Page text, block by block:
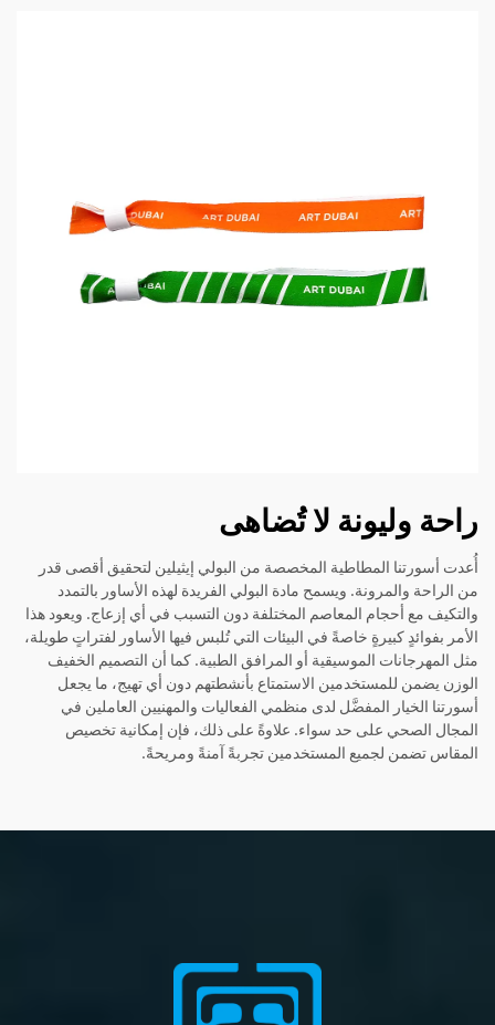
راحة وليونة لا تُضاهى
أُعدت أسورتنا المطاطية المخصصة من البولي إيثيلين لتحقيق أقصى قدر
من الراحة والمرونة. ويسمح مادة البولي الفريدة لهذه الأساور بالتمدد
والتكيف مع أحجام المعاصم المختلفة دون التسبب في أي إزعاج. ويعود هذا
الأمر بفوائدٍ كبيرةٍ خاصةً في البيئات التي تُلبس فيها الأساور لفتراتٍ طويلة،
مثل المهرجانات الموسيقية أو المرافق الطبية. كما أن التصميم الخفيف
الوزن يضمن للمستخدمين الاستمتاع بأنشطتهم دون أي تهيج، ما يجعل
أسورتنا الخيار المفضَّل لدى منظمي الفعاليات والمهنيين العاملين في
المجال الصحي على حد سواء. علاوةً على ذلك، فإن إمكانية تخصيص
المقاس تضمن لجميع المستخدمين تجربةً آمنةً ومريحةً.